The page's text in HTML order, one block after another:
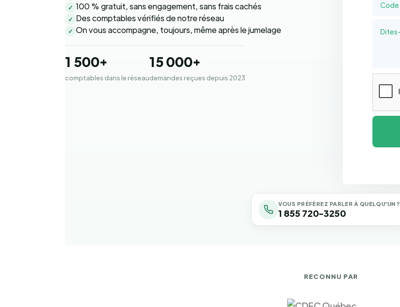
✓ 100 % gratuit, sans engagement, sans frais cachés
✓ Des comptables vérifiés de notre réseau
✓ On vous accompagne, toujours, même après le jumelage
1 500+
comptables dans le réseau
15 000+
demandes reçues depuis 2023
VOUS PRÉFÉREZ PARLER À QUELQU'UN ?
1 855 720-3250
RECONNU PAR